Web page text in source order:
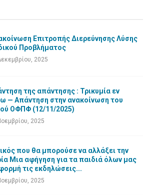
Επιτροπής Διερεύνησης Λύσης
Προβλήματος
2025
της απάντησης : Τρικυμία εν
— Απάντηση στην ανακοίνωση του
ΟΦΠΦ (12/11/2025)
2025
που θα μπορούσε να αλλάξει την
Μια αφήγηση για τα παιδιά όλων μας
τις εκδηλώσεις...
2025